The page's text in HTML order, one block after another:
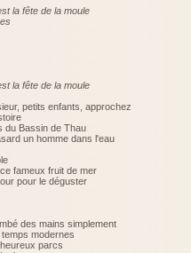
la fête de la moule
la fête de la moule
petits enfants, approchez
du Bassin de Thau
un homme dans l'eau
fameux fruit de mer
pour le déguster
des mains simplement
modernes
parcs